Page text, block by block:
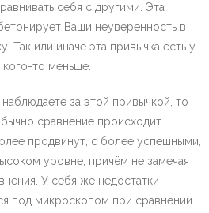
себя с другими. Эта
Ваши неуверенность в
Так или иначе эта привычка есть у
то меньше.
за этой привычкой, то
сравнение происходит
продвинут, с более успешными,
уровне, причём не замечая
У себя же недостатки
под микроскопом при сравнении.